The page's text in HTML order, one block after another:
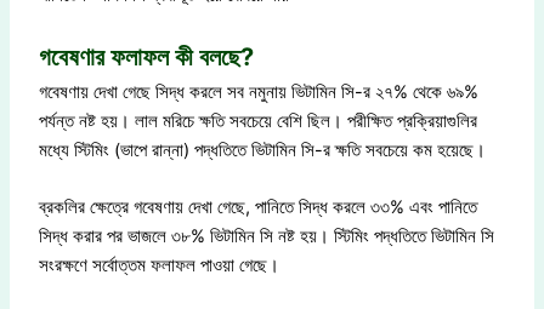
গবেষণার ফলাফল কী বলছে?
গবেষণায় দেখা গেছে সিদ্ধ করলে সব নমুনায় ভিটামিন সি-র ২৭% থেকে ৬৯%
পর্যন্ত নষ্ট হয়। লাল মরিচে ক্ষতি সবচেয়ে বেশি ছিল। পরীক্ষিত প্রক্রিয়াগুলির
মধ্যে স্টিমিং (ভাপে রান্না) পদ্ধতিতে ভিটামিন সি-র ক্ষতি সবচেয়ে কম হয়েছে।
ব্রকলির ক্ষেত্রে গবেষণায় দেখা গেছে, পানিতে সিদ্ধ করলে ৩৩% এবং পানিতে
সিদ্ধ করার পর ভাজলে ৩৮% ভিটামিন সি নষ্ট হয়। স্টিমিং পদ্ধতিতে ভিটামিন সি
সংরক্ষণে সর্বোত্তম ফলাফল পাওয়া গেছে।